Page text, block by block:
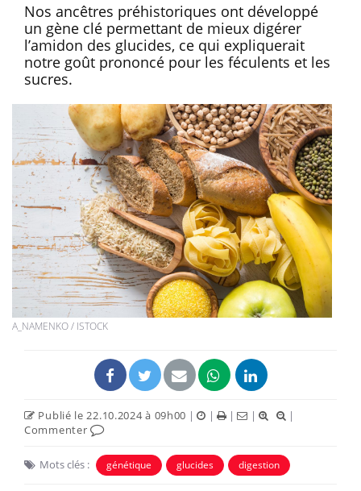
Nos ancêtres préhistoriques ont développé
un gène clé permettant de mieux digérer
l’amidon des glucides, ce qui expliquerait
notre goût prononcé pour les féculents et les
sucres.
A_NAMENKO / ISTOCK
Publié le 22.10.2024 à 09h00 | | | |
|
Commenter
Mots clés : génétique glucides digestion